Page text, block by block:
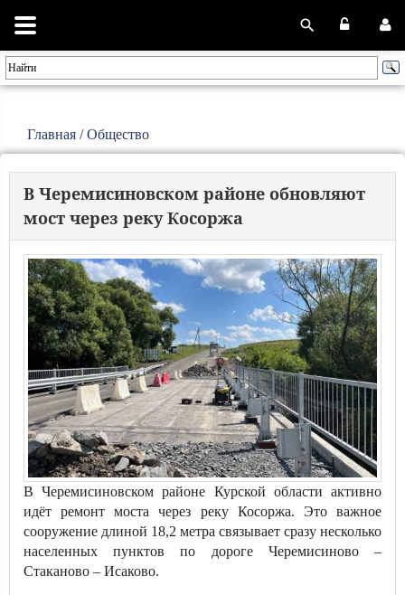
Главная /Общество
В Черемисиновском районе обновляют
мост через реку Косоржа
В Черемисиновском районе Курской области активно
идёт ремонт моста через реку Косоржа. Это важное
сооружение длиной 18,2 метра связывает сразу несколько
населенных пунктов по дороге Черемисиново –
Стаканово – Исаково.